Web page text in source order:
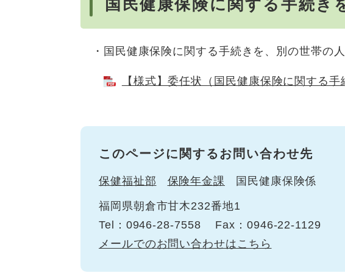
国民健康保険に関する手続き
・国民健康保険に関する手続きを、別の世帯の
【様式】委任状（国民健康保険に関する
このページに関するお問い合わせ先
保健福祉部 保険年金課 国民健康保険係
福岡県朝倉市甘木232番地1
Tel：0946-28-7558
Fax：0946-22-1129
メールでのお問い合わせはこちら